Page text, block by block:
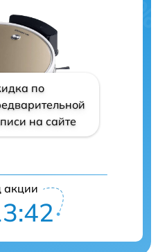
по
на сайте
акции